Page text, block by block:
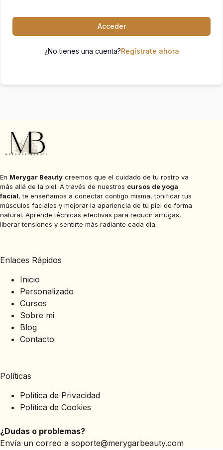
Acceder
¿No tienes una cuenta?Regístrate ahora
En Merygar Beauty creemos que el cuidado de tu rostro va
más allá de la piel. A través de nuestros cursos de yoga
facial, te enseñamos a conectar contigo misma, tonificar tus
músculos faciales y mejorar la apariencia de tu piel de forma
natural. Aprende técnicas efectivas para reducir arrugas,
liberar tensiones y sentirte más radiante cada día.
Enlaces Rápidos
Inicio
Personalizado
Cursos
Sobre mi
Blog
Contacto
Políticas
Política de Privacidad
Política de Cookies
¿Dudas o problemas?
Envía un correo a soporte@merygarbeauty.com